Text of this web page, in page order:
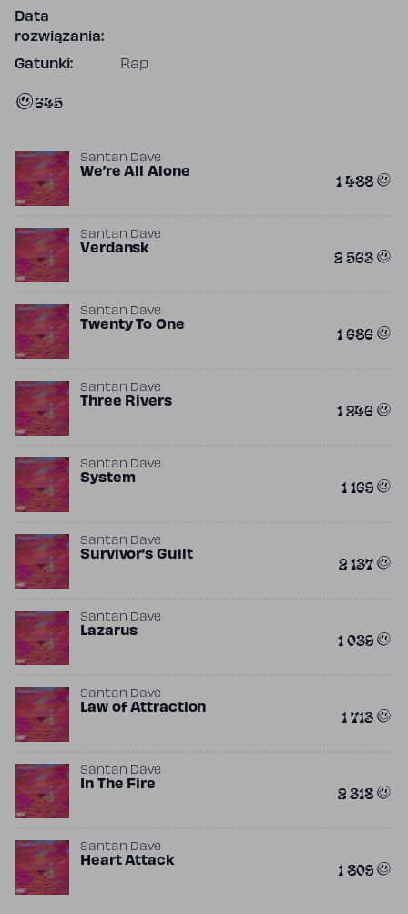
Data
rozwiązania:
Gatunki: Rap
645
Santan Dave
We’re All Alone 1 488
Santan Dave
Verdansk 2 563
Santan Dave
Twenty To One 1 686
Santan Dave
Three Rivers 1 246
Santan Dave
System 1 169
Santan Dave
Survivor’s Guilt 2 137
Santan Dave
Lazarus 1 039
Santan Dave
Law of Attraction 1 713
Santan Dave
In The Fire 2 318
Santan Dave
Heart Attack 1 809